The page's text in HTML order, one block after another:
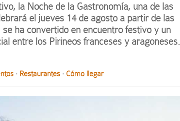
la Noche de la Gastronomía, una de las
el jueves 14 de agosto a partir de las
ha convertido en encuentro festivo y un
entre los Pirineos franceses y aragoneses.
· Restaurantes· Cómo llegar